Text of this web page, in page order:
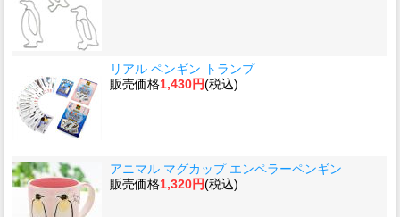
リアル ペンギン トランプ
販売価格1,430円(税込)
アニマル マグカップ エンペラーペンギン
販売価格1,320円(税込)